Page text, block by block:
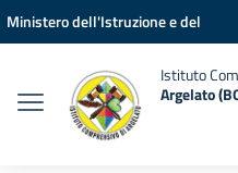
Vai ai contenuti
Vai al menu di navigazione
Vai al footer
Ministero dell'Istruzione e del
Istituto
Argelato